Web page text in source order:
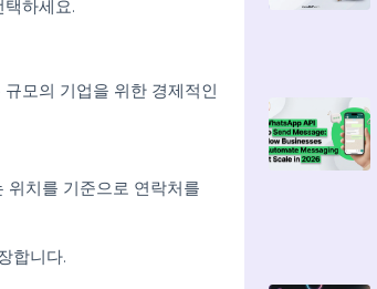
업체를 선택하세요. 예시:
을 선택하세요.
모든 규모의 기업을 위한 경제적인